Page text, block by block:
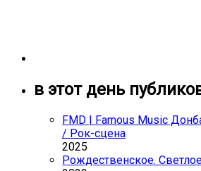
в этот день
FMD | Famous Music
/ Рок-сцена
2025
Рождественское.